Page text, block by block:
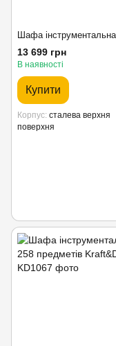
13 699 грн
В наявності
Купити
Корпус сталева верхня
поверхня